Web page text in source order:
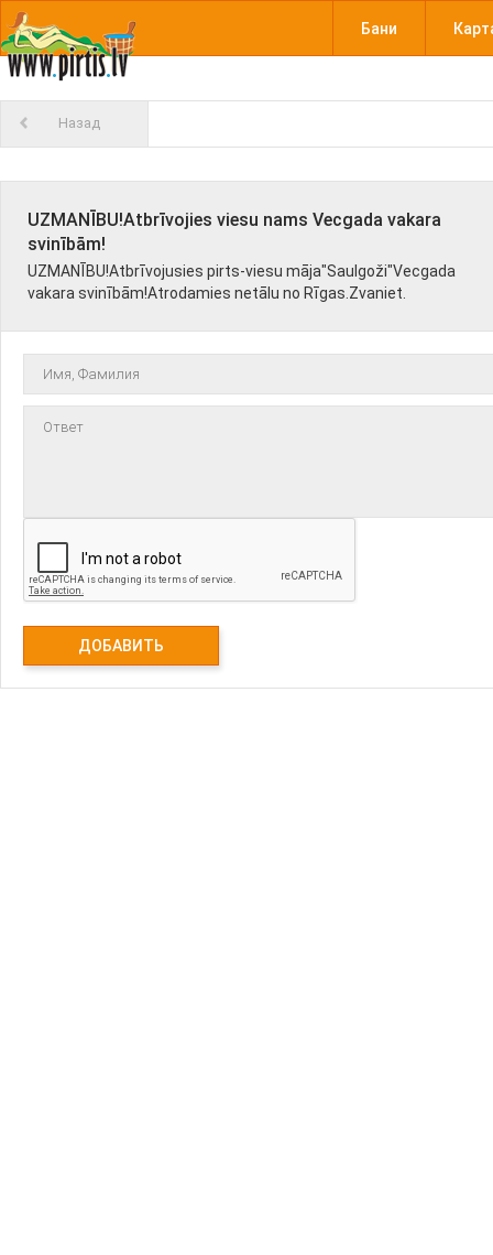
Бани
Назад
UZMANĪBU!Atbrīvojies viesu nams Vecgada vakara
svinībām!
UZMANĪBU!Atbrīvojusies pirts-viesu māja"Saulgoži"Vecgada
vakara svinībām!Atrodamies netālu no Rīgas.Zvaniet.